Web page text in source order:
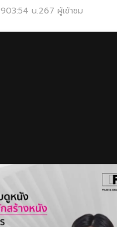
03:54 น.267 ผู้เข้าชม